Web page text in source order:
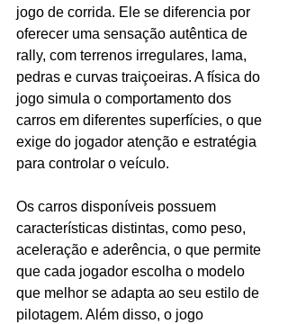
jogo de corrida. Ele se diferencia por
oferecer uma sensação autêntica de
rally, com terrenos irregulares, lama,
pedras e curvas traiçoeiras. A física do
jogo simula o comportamento dos
carros em diferentes superfícies, o que
exige do jogador atenção e estratégia
para controlar o veículo.
Os carros disponíveis possuem
características distintas, como peso,
aceleração e aderência, o que permite
que cada jogador escolha o modelo
que melhor se adapta ao seu estilo de
pilotagem. Além disso, o jogo